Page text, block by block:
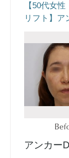
【50代女
リフト】ア
アンカー